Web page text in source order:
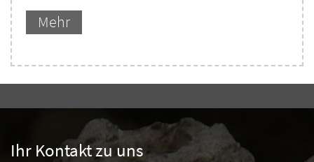
Mehr
Ihr Kontakt zu uns